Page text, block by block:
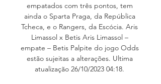
empatados com três pontos, tem
ainda o Sparta Praga, da República
Tcheca, e o Rangers, da Escócia. Aris
Limassol x Betis Aris Limassol –
empate – Betis Palpite do jogo Odds
estão sujeitas a alterações. Ultima
atualização 26/10/2023 04:18.